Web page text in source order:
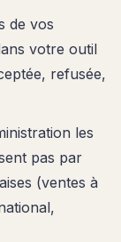
de vos
votre outil
refusée,
les
pas par
(ventes à